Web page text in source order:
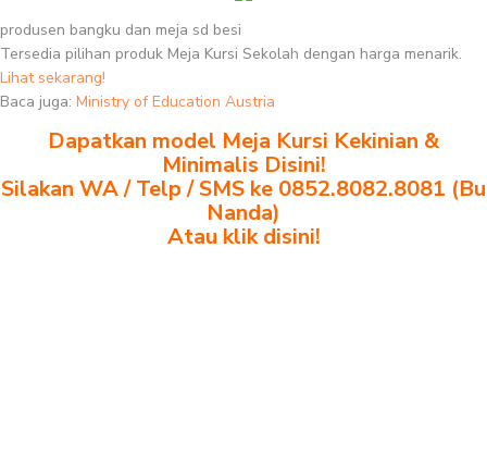
produsen bangku dan meja sd besi
Tersedia pilihan produk Meja Kursi Sekolah dengan harga menarik.
Lihat sekarang!
Baca juga: Ministry of Education Austria
Dapatkan model Meja Kursi Kekinian &
Minimalis Disini!
Silakan WA / Telp / SMS ke 0852.8082.8081 (Bu
Nanda)
Atau klik disini!